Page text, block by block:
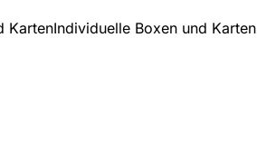
KartenIndividuelle Boxen und Karten